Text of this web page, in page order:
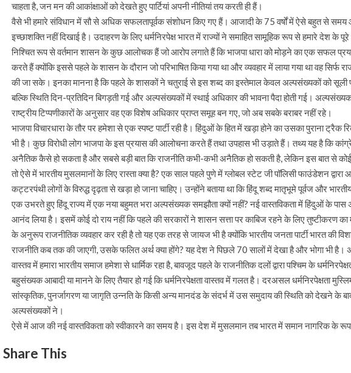
चाहता है, जन मन की आकांक्षाओं को देखते हुए पार्टियां अपनी नीतियां तय करती ही हैं।
वैसे भी हमारे संविधान में सौ से अधिक सफलतापूर्वक संशोधन किए गए हैं। आजादी के 75 वर्षों में ऐसे बहुत से समय
इच्छाशक्ति नहीं दिखाई है। उदाहरण के लिए धर्मनिरपेक्ष भारत में राज्यों ने समाहित सामूहिक रूप से हमारे देश के
निश्चित रूप से वर्तमान शासन के कुछ आलोचक हैं जो आरोप लगाते हैं कि भाजपा धारा को मोड़ने का एक सफल
करते हैं क्योंकि इससे पहले के शासन के दौरान जो परिभाषित किया गया था और व्यवहार में लाया गया था वह सिर्फ
की जा सके। इनका मानना है कि पहले के शासकों ने चतुराई से इस शब्द का इस्तेमाल केवल अल्पसंख्यकों को सूली
बल्कि स्थिति दिन-प्रतिदिन बिगड़ती गई और अल्पसंख्यकों में स्थाई अधिकार की भावना पैदा होती गई।
राष्ट्रीय टिप्पणीकारों के अनुसार वह एक विशेष अधिकार प्राप्त समूह बन गए, जो अब सबके बराबर नहीं रहे।
भाजपा विचारधारा के तौर पर हमेशा से एक स्पष्ट पार्टी रही है। हिंदुओं के हित में खड़ा होने का उसका पुराना
भी है। कुछ विरोधी लोग भाजपा के इस प्रयास की आलोचना करते हैं तथा उपहास भी उड़ाते हैं। तथ्य यह है कि
अनैतिक कैसे हो सकता है और सबसे बड़ी बात कि राजनीति कभी-कभी अनैतिक हो सकती है, लेकिन इस बात से
तो ऐसे में भारतीय मुसलमानों के लिए रास्ता क्या है? एक साल पहले पुणे में ग्लोबल स्टेट जी पॉलिसी फाउंडेशन
कट्टरपंथी लोगों के विरुद्ध दृढ़ता से खड़ा हो जाना चाहिए। उन्होंने बताया था कि हिंदू शब्द मातृभूमे पूर्वज और
एक उभरते हुए हिंदू राज्य में एक नया बहुमत भरा अल्पसंख्यक समझौता क्यों नहीं? नई वास्तविकता में हिंदुओं के
आनंद लिया है। इसमें कोई दो राय नहीं कि पहले की सरकारों ने शासन सत्ता पर काबिज रहने के लिए
के अनुरूप राजनीतिक व्यवहार कर रही है तो यह एक तरह से जायज भी है क्योंकि भारतीय जनता पार्टी
राजनीति कब तक की जाएगी, उसके फलित अर्थ क्या होंगे? यह देश ने पिछले 70 सालों में देखा है और भोगा भी
वास्तव में हमारा भारतीय समाज हमेशा से धार्मिक रहा है, बावजूद पहले के राजनीतिक दलों द्वारा पश्चिम के
बहुसंख्यक आबादी या मानने के लिए तैयार हो गई कि धर्मनिरपेक्षता वास्तव में गलत है। दरअसल धर्मनिरपेक्षता
सांस्कृतिक, पुनर्जागरण या जागृति उन्नति के किसी अन्य मानदंड के संदर्भ में उस समुदाय की स्थिति को देखने के
अल्पसंख्यकों ने।
ऐसे में आज की नई वास्तविकता को स्वीकारने का समय है। इस देश में मुसलमान तब भारत में समान नागरिक के
Share This